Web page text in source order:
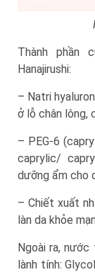
Thành phần
Hanajirushi:
– Natri
ở lỗ chân lông,
– PEG-6
caprylic/
dưỡng ẩm cho
– Chiết xuất
làn da khỏe
Ngoài ra, nước
lành tính: